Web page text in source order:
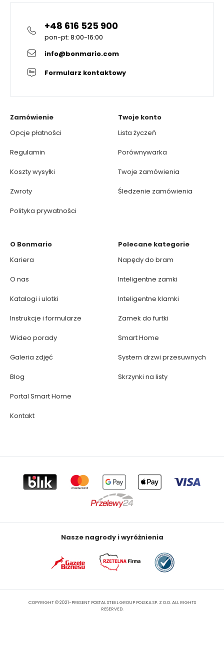
+48 616 525 900
pon-pt: 8:00-16:00
info@bonmario.com
Formularz kontaktowy
Zamówienie
Opcje płatności
Regulamin
Koszty wysyłki
Zwroty
Polityka prywatności
Twoje konto
Lista życzeń
Porównywarka
Twoje zamówienia
Śledzenie zamówienia
O Bonmario
Kariera
O nas
Katalogi i ulotki
Instrukcje i formularze
Wideo porady
Galeria zdjęć
Blog
Portal Smart Home
Kontakt
Polecane kategorie
Napędy do bram
Inteligentne zamki
Inteligentne klamki
Zamek do furtki
Smart Home
System drzwi przesuwnych
Skrzynki na listy
Nasze nagrody i wyróżnienia
COPYRIGHT © 2021-PRESENT POSTAL STEEL GROUP POLSKA SP. Z O.O. ALL RIGHTS
RESERVED.